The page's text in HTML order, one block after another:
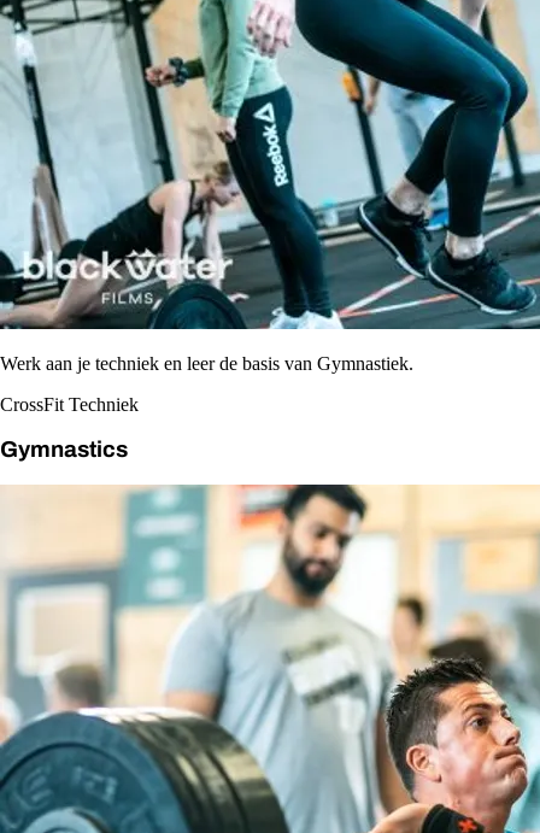
Werk aan je techniek en leer de basis van Gymnastiek.
CrossFit Techniek
Gymnastics